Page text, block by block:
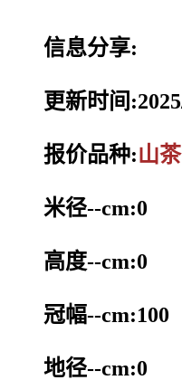
信息分享:
更新时间
报价品种:山茶
米径--cm:0
高度--cm:0
冠幅--cm:100
地径--cm:0